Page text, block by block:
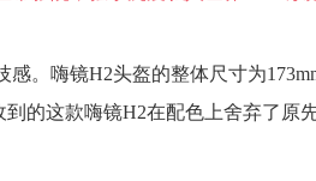
。嗨镜H2头盔的整体尺寸为
的这款嗨镜H2在配色上舍弃了原